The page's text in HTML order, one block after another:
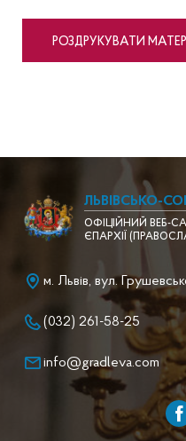
PОЗДРУКУВАТИ
ЛЬВІВСЬКО-
ОФІЦІЙНИЙ ВЕБ-
ЄПАРХІЇ
м. Львів, вул.
(032) 261-58-25
info@gradleva.com